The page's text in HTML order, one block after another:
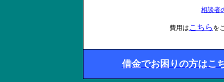
相談者
費用は こちら を
借金でお困りの方はこ